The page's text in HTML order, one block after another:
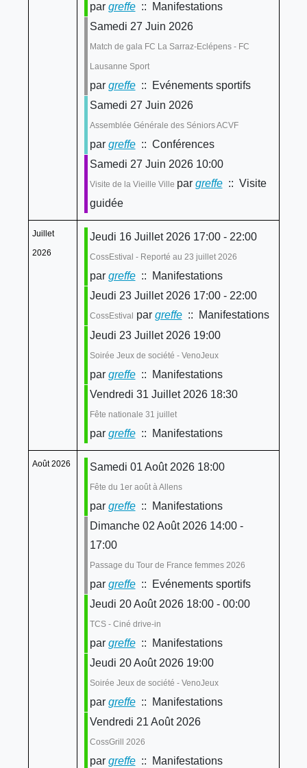
par greffe:: Manifestations
Samedi 27 Juin 2026
Match de gala FC La Sarraz-Eclépens - FC
Lausanne Sport
par greffe:: Evénements sportifs
Samedi 27 Juin 2026
Assemblée Générale des Séniors ACVF
par greffe:: Conférences
Samedi 27 Juin 2026 10:00
Visite de la Vieille Ville par greffe:: Visite
guidée
Juillet
2026
Jeudi 16 Juillet 2026 17:00 - 22:00
CossEstival - Reporté au 23 juillet 2026
par greffe:: Manifestations
Jeudi 23 Juillet 2026 17:00 - 22:00
CossEstival par greffe:: Manifestations
Jeudi 23 Juillet 2026 19:00
Soirée Jeux de société - VenoJeux
par greffe:: Manifestations
Vendredi 31 Juillet 2026 18:30
Fête nationale 31 juillet
par greffe:: Manifestations
Août 2026 Samedi 01 Août 2026 18:00
Fête du 1er août à Allens
par greffe:: Manifestations
Dimanche 02 Août 2026 14:00 -
17:00
Passage du Tour de France femmes 2026
par greffe:: Evénements sportifs
Jeudi 20 Août 2026 18:00 - 00:00
TCS - Ciné drive-in
par greffe:: Manifestations
Jeudi 20 Août 2026 19:00
Soirée Jeux de société - VenoJeux
par greffe:: Manifestations
Vendredi 21 Août 2026
CossGrill 2026
par greffe:: Manifestations